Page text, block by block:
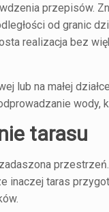
przepisów.
od granic
realizacja bez
lub na małej
wody,
tarasu
inaczej taras